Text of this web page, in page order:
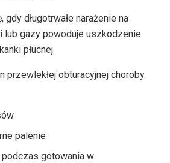
długotrwałe narażenie na
gazy powoduje uszkodzenie
płucnej.
przewlekłej obturacyjnej choroby
palenie
gotowania w